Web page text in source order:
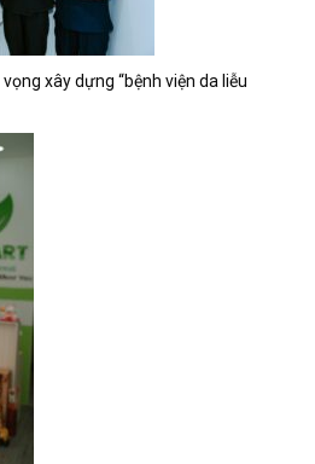
xây dựng “bệnh viện da liễu